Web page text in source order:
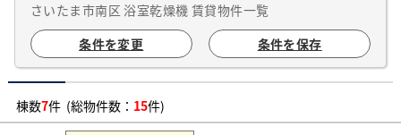
さいたま市南区 浴室乾燥機 賃貸物件一覧
条件を変更
条件を保存
棟数7件 (総物件数： 15件)